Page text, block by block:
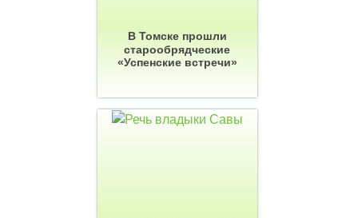
В Томске прошли
старообрядческие
«Успенские встречи»